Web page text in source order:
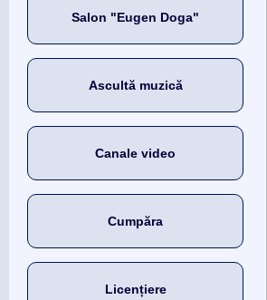
Salon "Eugen Doga"
Ascultă muzică
Canale video
Cumpăra
Licențiere